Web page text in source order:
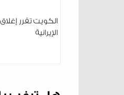
الكويت تقرر
الإيرانية